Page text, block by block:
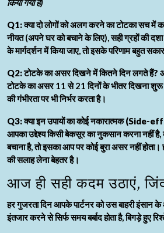
किया गया है)
Q1: क्या दो लोगों को अलग करने का टोटका सच में
नीयत (अपने घर को बचाने के लिए), सही ग्रहों की
के मार्गदर्शन में किया जाए, तो इसके परिणाम बहुत
Q2: टोटके का असर दिखने में कितने दिन लगते हैं?
टोटके का असर 11 से 21 दिनों के भीतर दिखना शुरू
की गंभीरता पर भी निर्भर करता है।
Q3: क्या इन उपायों का कोई नकारात्मक (Side-
आपका उद्देश्य किसी बेकसूर का नुकसान करना नहीं है,
बचाना है, तो इसका आप पर कोई बुरा असर नहीं होता।
की सलाह लेना बेहतर है।
आज ही सही कदम उठाएं,
हर गुजरता दिन आपके पार्टनर को उस बाहरी इंसान
इंतजार करने से सिर्फ समय बर्बाद होता है, बिगड़े हुए